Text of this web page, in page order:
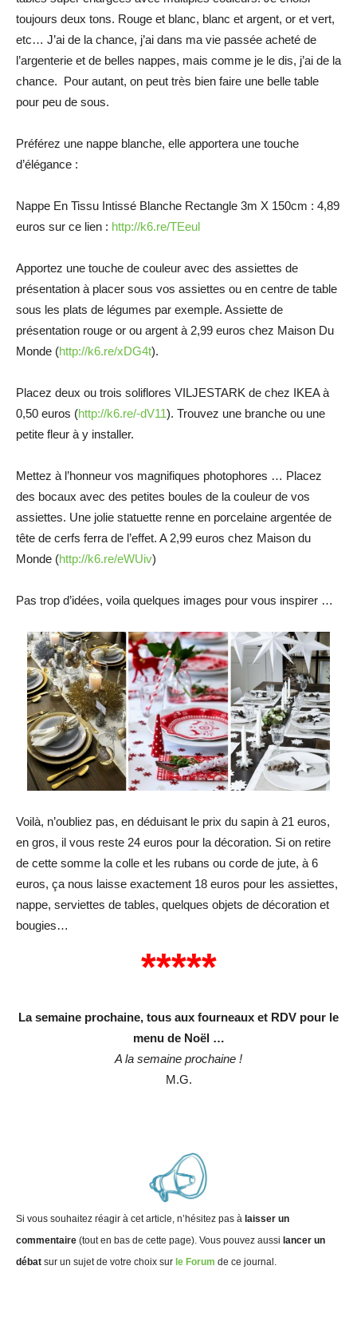
toujours deux tons. Rouge et blanc, blanc et argent, or et vert,
etc… J’ai de la chance, j’ai dans ma vie passée acheté de
l’argenterie et de belles nappes, mais comme je le dis, j’ai de la
chance. Pour autant, on peut très bien faire une belle table
pour peu de sous.
Préférez une nappe blanche, elle apportera une touche
d’élégance :
Nappe En Tissu Intissé Blanche Rectangle 3m X 150cm : 4,89
euros sur ce lien : http://k6.re/TEeul
Apportez une touche de couleur avec des assiettes de
présentation à placer sous vos assiettes ou en centre de table
sous les plats de légumes par exemple. Assiette de
présentation rouge or ou argent à 2,99 euros chez Maison Du
Monde (http://k6.re/xDG4t).
Placez deux ou trois soliflores VILJESTARK de chez IKEA à
0,50 euros (http://k6.re/-dV11). Trouvez une branche ou une
petite fleur à y installer.
Mettez à l’honneur vos magnifiques photophores … Placez
des bocaux avec des petites boules de la couleur de vos
assiettes. Une jolie statuette renne en porcelaine argentée de
tête de cerfs ferra de l’effet. A 2,99 euros chez Maison du
Monde (http://k6.re/eWUiv)
Pas trop d’idées, voila quelques images pour vous inspirer …
Voilà, n’oubliez pas, en déduisant le prix du sapin à 21 euros,
en gros, il vous reste 24 euros pour la décoration. Si on retire
de cette somme la colle et les rubans ou corde de jute, à 6
euros, ça nous laisse exactement 18 euros pour les assiettes,
nappe, serviettes de tables, quelques objets de décoration et
bougies…
*****
La semaine prochaine, tous aux fourneaux et RDV pour le
menu de Noël …
A la semaine prochaine !
M.G.
Si vous souhaitez réagir à cet article, n’hésitez pas à laisser un
commentaire (tout en bas de cette page). Vous pouvez aussi lancer un
débat sur un sujet de votre choix sur le Forum de ce journal.